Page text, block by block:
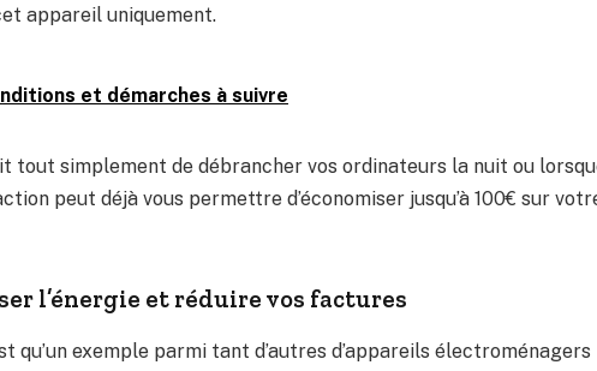
appareil uniquement.
et démarches à suivre
tout simplement de débrancher vos ordinateurs la nuit ou
peut déjà vous permettre d’économiser jusqu’à 100€ sur
l’énergie et réduire vos factures
qu’un exemple parmi tant d’autres d’appareils électroménagers